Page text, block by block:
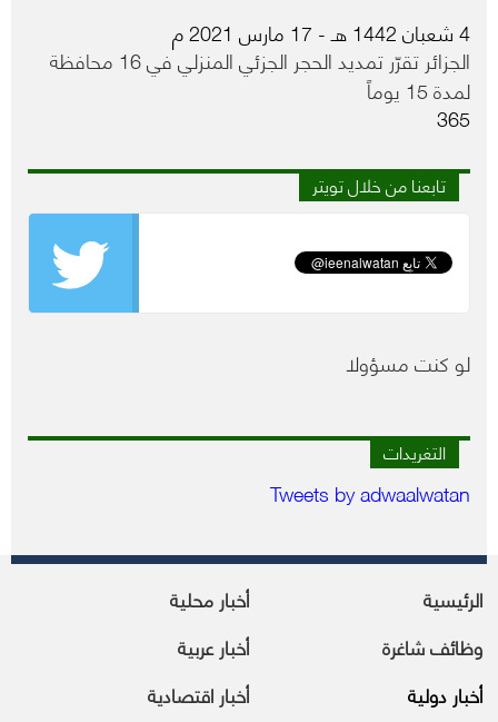
4 شعبان 1442 هـ - 17 مارس 2021 م
الجزائر تقرّر تمديد الحجر الجزئي المنزلي في 16 محافظة
لمدة 15 يوماً
365
تابعنا من خلال تويتر
لو كنت مسؤولا
التغريدات
Tweets by adwaalwatan
الرئيسية
أخبار محلية
وظائف شاغرة
أخبار عربية
أخبار دولية
أخبار اقتصادية